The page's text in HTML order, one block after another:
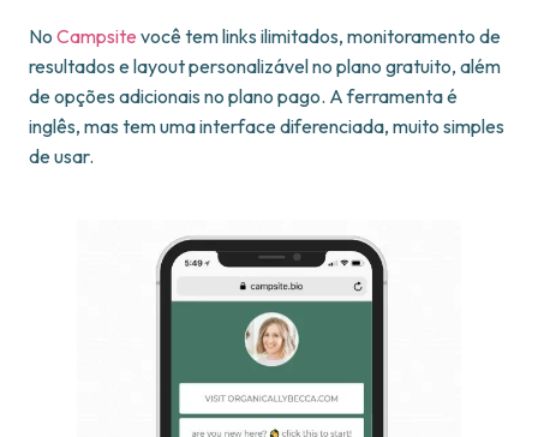
No Campsite você tem links ilimitados, monitoramento de
resultados e layout personalizável no plano gratuito, além
de opções adicionais no plano pago. A ferramenta é
inglês, mas tem uma interface diferenciada, muito simples
de usar.